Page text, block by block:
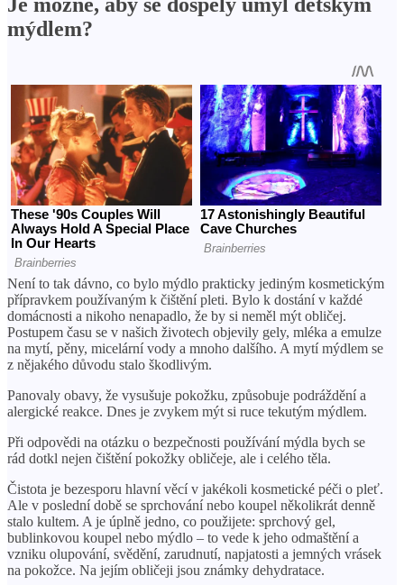
mýdlem?
Není to tak dávno, co bylo mýdlo prakticky jediným kosmetickým
přípravkem používaným k čištění pleti. Bylo k dostání v každé
domácnosti a nikoho nenapadlo, že by si neměl mýt obličej.
Postupem času se v našich životech objevily gely, mléka a emulze
na mytí, pěny, micelární vody a mnoho dalšího. A mytí mýdlem se
z nějakého důvodu stalo škodlivým.
Panovaly obavy, že vysušuje pokožku, způsobuje podráždění a
alergické reakce. Dnes je zvykem mýt si ruce tekutým mýdlem.
Při odpovědi na otázku o bezpečnosti používání mýdla bych se
rád dotkl nejen čištění pokožky obličeje, ale i celého těla.
Čistota je bezesporu hlavní věcí v jakékoli kosmetické péči o pleť.
Ale v poslední době se sprchování nebo koupel několikrát denně
stalo kultem. A je úplně jedno, co použijete: sprchový gel,
bublinkovou koupel nebo mýdlo – to vede k jeho odmaštění a
vzniku olupování, svědění, zarudnutí, napjatosti a jemných vrásek
na pokožce. Na jejím obličeji jsou známky dehydratace.